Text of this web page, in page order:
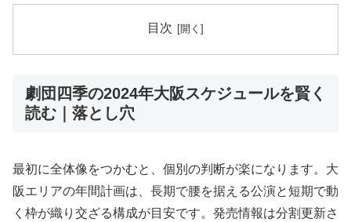
目次
劇団四季の2024年大阪スケジュールを賢く
読む｜落とし穴
最初に全体像をつかむと、個別の判断が楽になります。大
阪エリアの年間計画は、長期で腰を据える公演と短期で動
く枠が織り交ざる構成が目安です。発売情報は分割更新さ